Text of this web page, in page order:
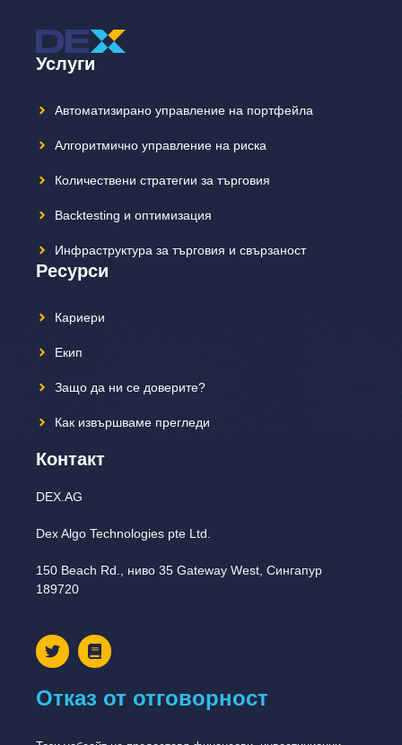
Услуги
Автоматизирано управление на портфейла
Алгоритмично управление на риска
Количествени стратегии за търговия
Backtesting и оптимизация
Инфраструктура за търговия и свързаност
Ресурси
Кариери
Екип
Защо да ни се доверите?
Как извършваме прегледи
Контакт
DEX.AG
Dex Algo Technologies pte Ltd.
150 Beach Rd., ниво 35 Gateway West, Сингапур
189720
Отказ от отговорност